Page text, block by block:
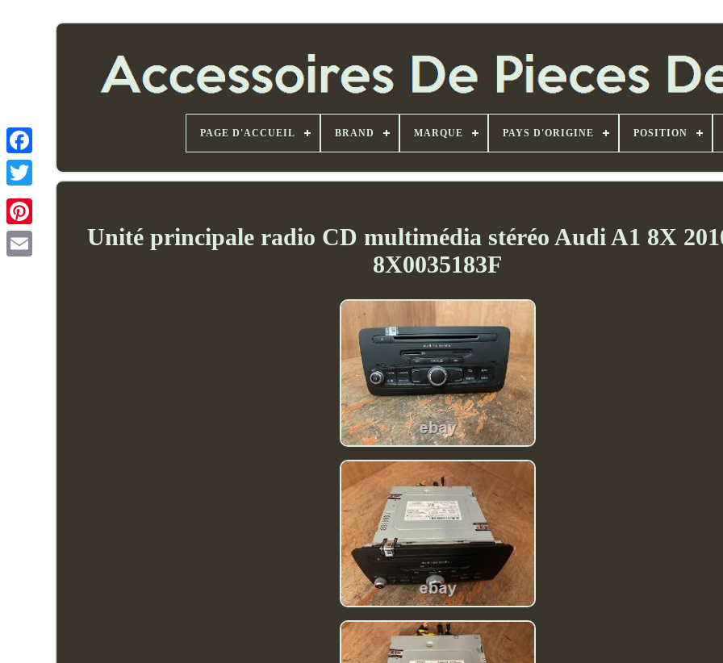
PAGE D'ACCUEIL BRAND MARQUE PAYS D'ORIGINE POSITION
Unité principale radio CD multimédia stéréo Audi A1 8X
8X0035183F